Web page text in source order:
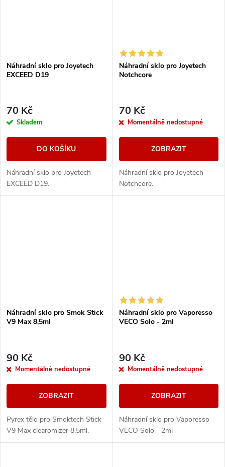
Náhradní sklo pro Joyetech
EXCEED D19
70 Kč
Skladem
DO KOŠÍKU
Náhradní sklo pro Joyetech
EXCEED D19.
Náhradní sklo pro Joyetech
Notchcore
70 Kč
Momentálně nedostupné
ZOBRAZIT
Náhradní sklo pro Joyetech
Notchcore.
Náhradní sklo pro Smok Stick
V9 Max 8,5ml
90 Kč
Momentálně nedostupné
ZOBRAZIT
Pyrex tělo pro Smoktech Stick
V9 Max clearomizer 8,5ml.
Náhradní sklo pro Vaporesso
VECO Solo - 2ml
90 Kč
Momentálně nedostupné
ZOBRAZIT
Náhradní sklo pro Vaporesso
VECO Solo - 2ml